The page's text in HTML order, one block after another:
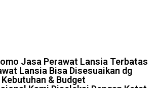
Jasa Perawat Lansia Terbatas
Lansia Bisa Disesuaikan dg
Kebutuhan & Budget